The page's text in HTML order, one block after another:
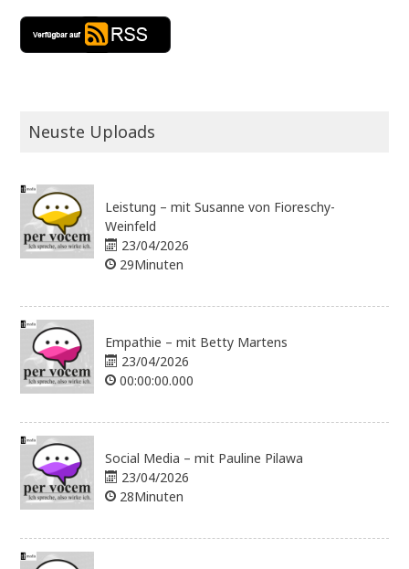
Neuste Uploads
Leistung – mit Susanne von Fioreschy-
Weinfeld
23/04/2026
29Minuten
Empathie – mit Betty Martens
23/04/2026
00:00:00.000
Social Media – mit Pauline Pilawa
23/04/2026
28Minuten